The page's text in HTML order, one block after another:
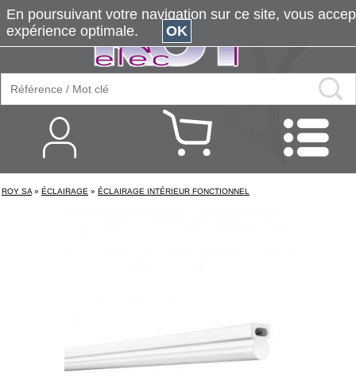
ROY SA » ÉCLAIRAGE » ÉCLAIRAGE INTÉRIEUR FONCTIONNEL
En poursuivant votre navigation sur ce site, vous
expérience optimale.
OK